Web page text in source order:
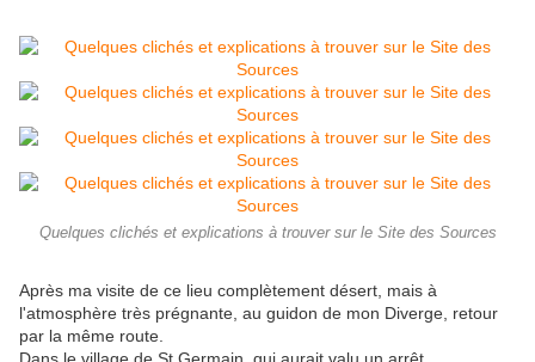
Quelques clichés et explications à trouver sur le Site des Sources
Après ma visite de ce lieu complètement désert, mais à
l'atmosphère très prégnante, au guidon de mon Diverge, retour
par la même route.